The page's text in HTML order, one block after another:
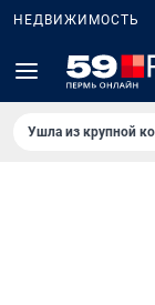
НЕДВИЖИМОСТЬ
Ушла из крупной